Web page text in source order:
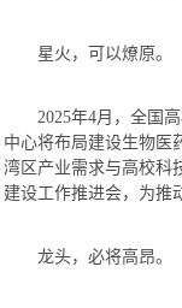
星火，可以燎原。
2025年4月，全国高
中心将布局建设生物医
湾区产业需求与高校科
建设工作推进会，为推
龙头，必将高昂。